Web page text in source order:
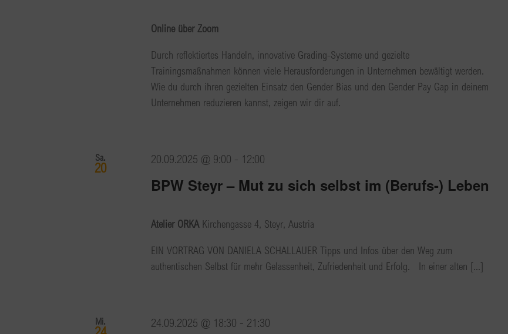
Online über Zoom
Durch reflektiertes Handeln, innovative Grading-Systeme und gezielte
Trainingsmaßnahmen können viele Herausforderungen in Unternehmen bewältigt werden.
Wie du durch ihren gezielten Einsatz den Gender Bias und den Gender Pay Gap in deinem
Unternehmen reduzieren kannst, zeigen wir dir auf.
Sa.
20
BPW Steyr – Mut zu sich selbst im (Berufs-) Leben
20.09.2025 @ 9:00 - 12:00
Atelier ORKA Kirchengasse 4, Steyr, Austria
EIN VORTRAG VON DANIELA SCHALLAUER Tipps und Infos über den Weg zum
authentischen Selbst für mehr Gelassenheit, Zufriedenheit und Erfolg. In einer alten [...]
Mi. 24.09.2025 @ 18:30 - 21:30